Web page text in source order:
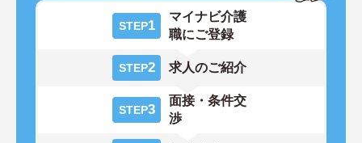
STEP1
マイナビ介護
職にご登録
STEP2 求人のご紹介
STEP3
面接・条件交
渉